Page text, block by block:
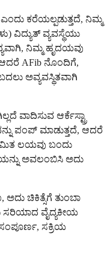
ಕರೆಯಲ್ಪಡುತ್ತದೆ, ನಿಮ್ಮ
ವಿದ್ಯುತ್ ವ್ಯವಸ್ಥೆಯು
ನಿಮ್ಮ ಹೃದಯವು
AFib ನೊಂದಿಗೆ,
ಅವ್ಯವಸ್ಥಿತವಾಗಿ
ವಾದಿಸುವ ಆರ್ಕೆಸ್ಟ್ರಾ
ಪಂಪ್ ಮಾಡುತ್ತದೆ, ಆದರೆ
ಲಯವು ಬಂದು
ಅವಲಂಬಿಸಿ ಅದು
ಅದು ಚಿಕಿತ್ಸೆಗೆ ತುಂಬಾ
ಸರಿಯಾದ ವೈದ್ಯಕೀಯ
ಸಕ್ರಿಯ